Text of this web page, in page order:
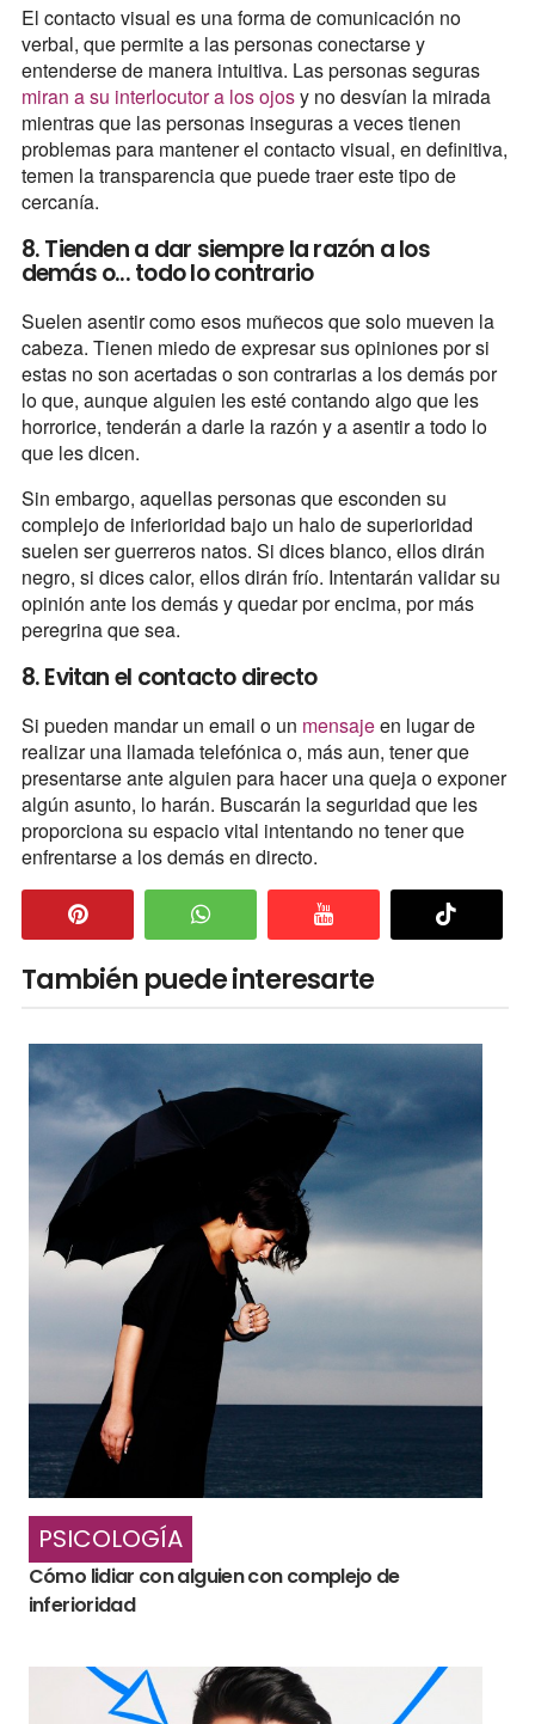
El contacto visual es una forma de comunicación no
verbal, que permite a las personas conectarse y
entenderse de manera intuitiva. Las personas seguras
miran a su interlocutor a los ojosy no desvían la mirada
mientras que las personas inseguras a veces tienen
problemas para mantener el contacto visual, en definitiva,
temen la transparencia que puede traer este tipo de
cercanía.
8. Tienden a dar siempre la razón a los
demás o... todo lo contrario
Suelen asentir como esos muñecos que solo mueven la
cabeza. Tienen miedo de expresar sus opiniones por si
estas no son acertadas o son contrarias a los demás por
lo que, aunque alguien les esté contando algo que les
horrorice, tenderán a darle la razón y a asentir a todo lo
que les dicen.
Sin embargo, aquellas personas que esconden su
complejo de inferioridad bajo un halo de superioridad
suelen ser guerreros natos. Si dices blanco, ellos dirán
negro, si dices calor, ellos dirán frío. Intentarán validar su
opinión ante los demás y quedar por encima, por más
peregrina que sea.
8. Evitan el contacto directo
Si pueden mandar un email o un mensajeen lugar de
realizar una llamada telefónica o, más aun, tener que
presentarse ante alguien para hacer una queja o exponer
algún asunto, lo harán. Buscarán la seguridad que les
proporciona su espacio vital intentando no tener que
enfrentarse a los demás en directo.
También puede interesarte
PSICOLOGÍA
Cómo lidiar con alguien con complejo de
inferioridad